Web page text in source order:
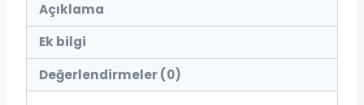
Açıklama
Ek bilgi
Değerlendirmeler (0)